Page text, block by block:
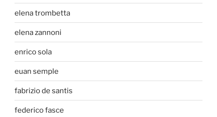
elena trombetta
elena zannoni
enrico sola
euan semple
fabrizio de santis
federico fasce